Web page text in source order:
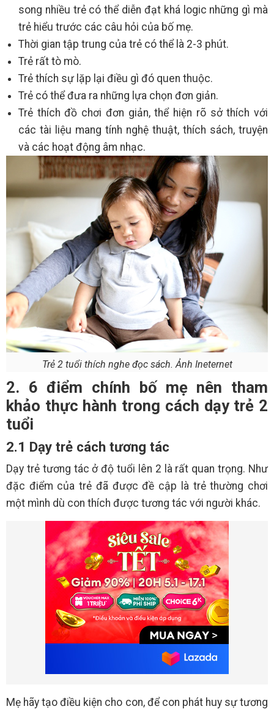
song nhiều trẻ có thể diễn đạt khá logic những gì mà
trẻ hiểu trước các câu hỏi của bố mẹ.
Thời gian tập trung của trẻ có thể là 2-3 phút.
Trẻ rất tò mò.
Trẻ thích sự lặp lại điều gì đó quen thuộc.
Trẻ có thể đưa ra những lựa chọn đơn giản.
Trẻ thích đồ chơi đơn giản, thể hiện rõ sở thích với
các tài liệu mang tính nghệ thuật, thích sách, truyện
và các hoạt động âm nhạc.
Trẻ 2 tuổi thích nghe đọc sách. Ảnh Ineternet
2. 6 điểm chính bố mẹ nên tham
khảo thực hành trong cách dạy trẻ 2
tuổi
2.1 Dạy trẻ cách tương tác
Dạy trẻ tương tác ở độ tuổi lên 2 là rất quan trọng. Như
đặc điểm của trẻ đã được đề cập là trẻ thường chơi
một mình dù con thích được tương tác với người khác.
Mẹ hãy tạo điều kiện cho con, để con phát huy sự tương